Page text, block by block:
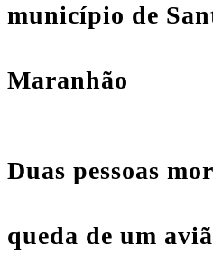
município de
Maranhão
Duas pessoas
queda de um